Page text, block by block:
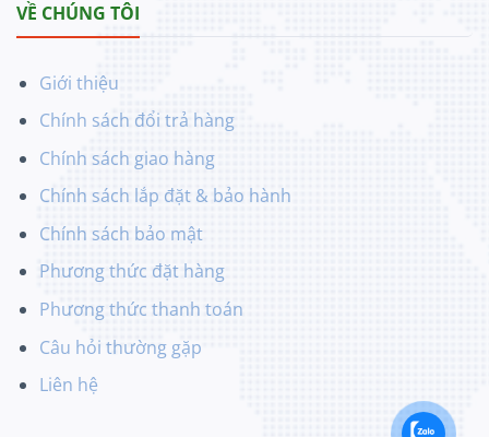
VỀ CHÚNG TÔI
Giới thiệu
Chính sách đổi trả hàng
Chính sách giao hàng
Chính sách lắp đặt & bảo hành
Chính sách bảo mật
Phương thức đặt hàng
Phương thức thanh toán
Câu hỏi thường gặp
Liên hệ